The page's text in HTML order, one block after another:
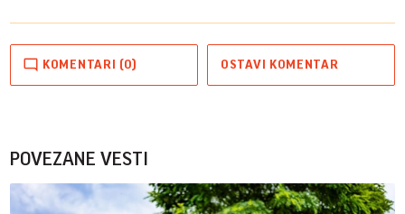
KOMENTARI (0) OSTAVI KOMENTAR
POVEZANE VESTI